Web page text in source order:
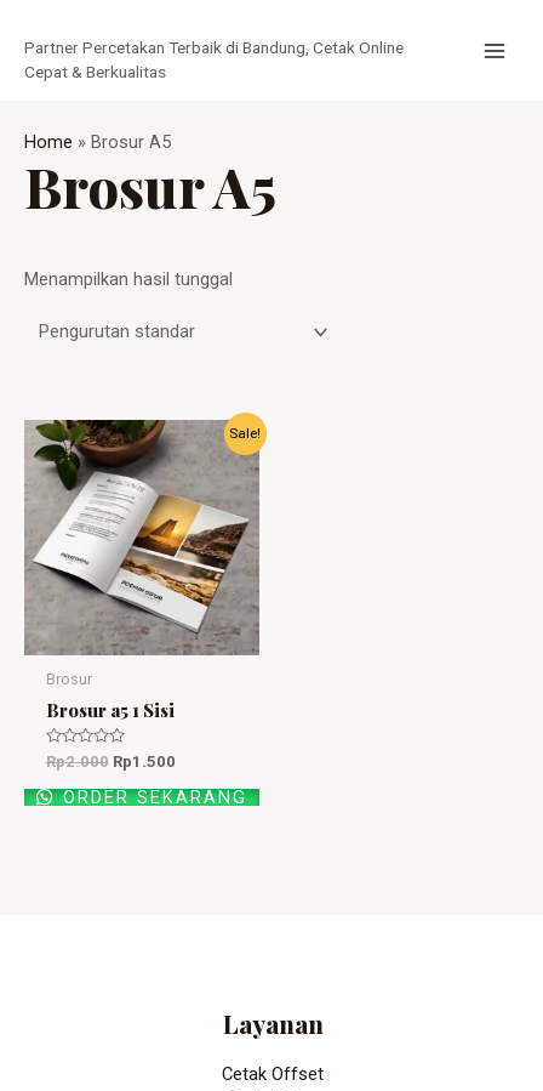
konten
Partner Percetakan Terbaik di Bandung, Cetak Online
Cepat & Berkualitas
Home » Brosur A5
Brosur A5
Menampilkan hasil tunggal
Sale!
Brosur
Brosur a5 1 Sisi
Dinilai
0
dari
5
Rp2.000
Harga
aslinya
adalah:
Rp2.000.
Rp1.500
Harga
saat
adalah:
Rp1.500.
ORDER SEKARANG
Layanan
Cetak Offset